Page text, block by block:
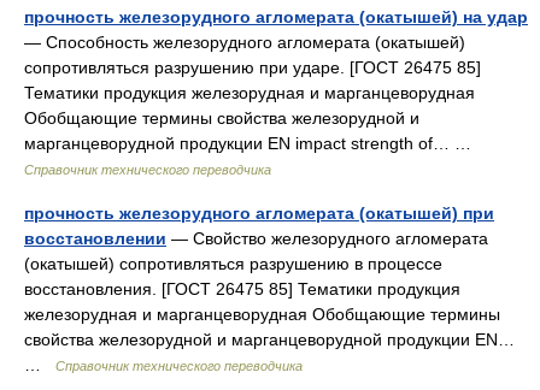
прочность железорудного агломерата (окатышей) на удар
— Способность железорудного агломерата (окатышей)
сопротивляться разрушению при ударе. [ГОСТ 26475 85]
Тематики продукция железорудная и марганцеворудная
Обобщающие термины свойства железорудной и
марганцеворудной продукции EN impact strength of… …
Справочник технического переводчика
прочность железорудного агломерата (окатышей) при
восстановлении — Свойство железорудного агломерата
(окатышей) сопротивляться разрушению в процессе
восстановления. [ГОСТ 26475 85] Тематики продукция
железорудная и марганцеворудная Обобщающие термины
свойства железорудной и марганцеворудной продукции EN…
Справочник технического переводчика